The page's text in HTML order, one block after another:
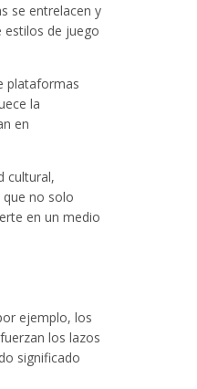
se entrelacen y
estilos de juego
plataformas
la
en
cultural,
no solo
en un medio
ejemplo, los
los lazos
significado